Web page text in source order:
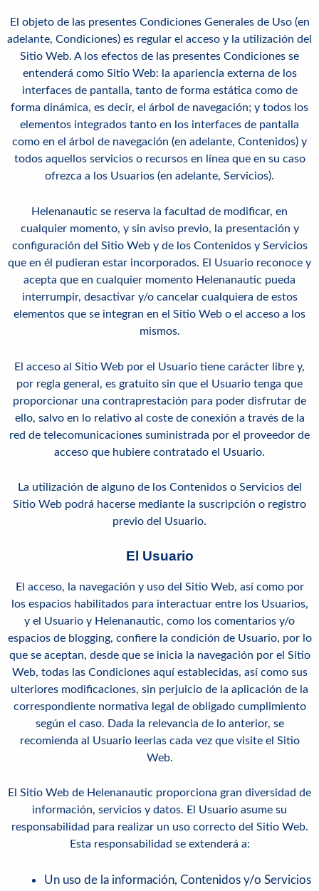
El objeto de las presentes Condiciones Generales de Uso (en
adelante, Condiciones) es regular el acceso y la utilización del
Sitio Web. A los efectos de las presentes Condiciones se
entenderá como Sitio Web: la apariencia externa de los
interfaces de pantalla, tanto de forma estática como de
forma dinámica, es decir, el árbol de navegación; y todos los
elementos integrados tanto en los interfaces de pantalla
como en el árbol de navegación (en adelante, Contenidos) y
todos aquellos servicios o recursos en línea que en su caso
ofrezca a los Usuarios (en adelante, Servicios).
Helenanautic se reserva la facultad de modificar, en
cualquier momento, y sin aviso previo, la presentación y
configuración del Sitio Web y de los Contenidos y Servicios
que en él pudieran estar incorporados. El Usuario reconoce y
acepta que en cualquier momento Helenanautic pueda
interrumpir, desactivar y/o cancelar cualquiera de estos
elementos que se integran en el Sitio Web o el acceso a los
mismos.
El acceso al Sitio Web por el Usuario tiene carácter libre y,
por regla general, es gratuito sin que el Usuario tenga que
proporcionar una contraprestación para poder disfrutar de
ello, salvo en lo relativo al coste de conexión a través de la
red de telecomunicaciones suministrada por el proveedor de
acceso que hubiere contratado el Usuario.
La utilización de alguno de los Contenidos o Servicios del
Sitio Web podrá hacerse mediante la suscripción o registro
previo del Usuario.
El Usuario
El acceso, la navegación y uso del Sitio Web, así como por
los espacios habilitados para interactuar entre los Usuarios,
y el Usuario y Helenanautic, como los comentarios y/o
espacios de blogging, confiere la condición de Usuario, por lo
que se aceptan, desde que se inicia la navegación por el Sitio
Web, todas las Condiciones aquí establecidas, así como sus
ulteriores modificaciones, sin perjuicio de la aplicación de la
correspondiente normativa legal de obligado cumplimiento
según el caso. Dada la relevancia de lo anterior, se
recomienda al Usuario leerlas cada vez que visite el Sitio
Web.
El Sitio Web de Helenanautic proporciona gran diversidad de
información, servicios y datos. El Usuario asume su
responsabilidad para realizar un uso correcto del Sitio Web.
Esta responsabilidad se extenderá a:
Un uso de la información, Contenidos y/o Servicios